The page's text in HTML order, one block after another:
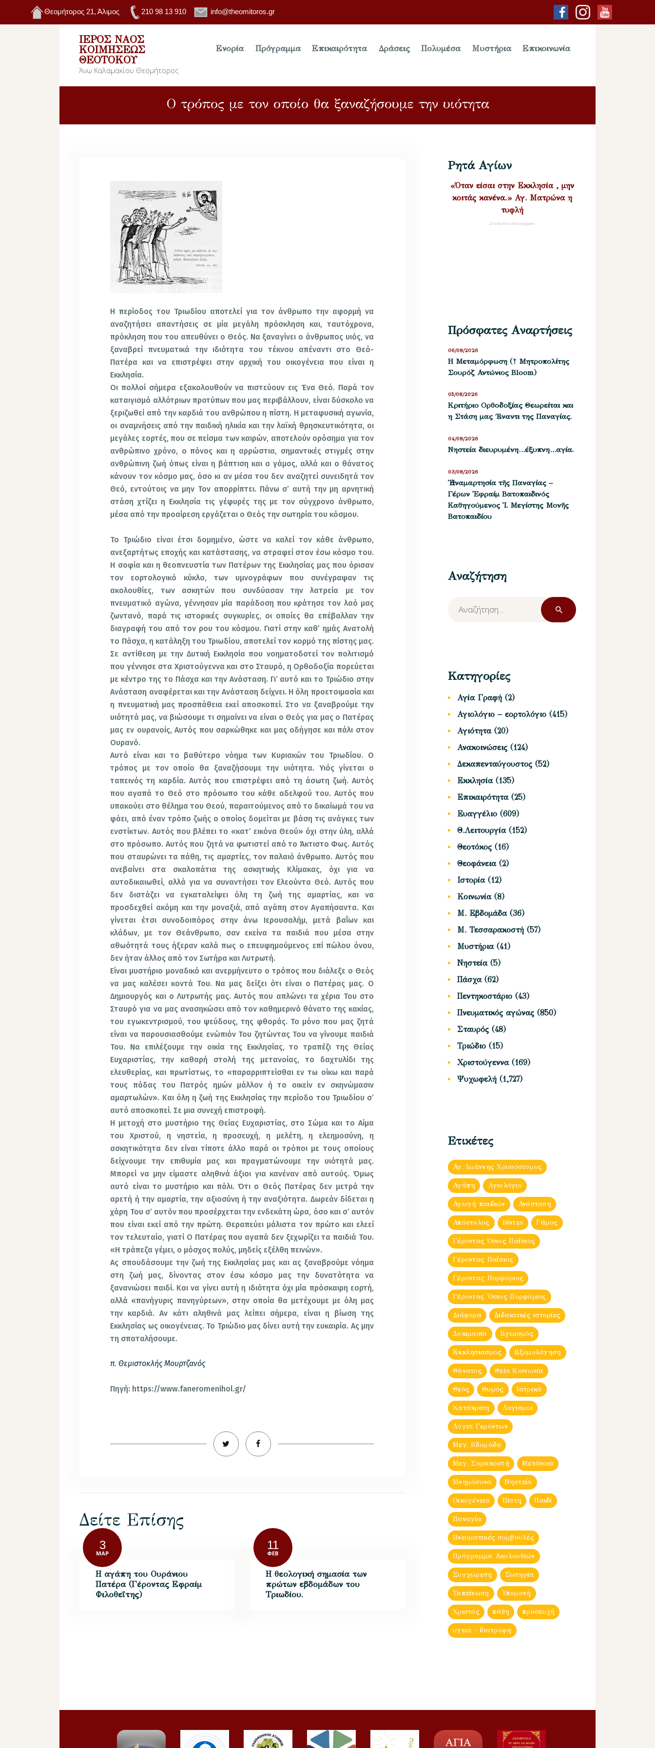
Θεομήτορος 21, Άλιμος 210 98 13 910 info@theomitoros.gr
ΙΕΡΌΣ ΝΑΌΣ
ΚΟΙΜΉΣΕΩΣ
ΘΕΟΤΌΚΟΥ
Άνω Καλαμακίου Θεομήτορος
Ενορία Πρόγραμμα Επικαιρότητα Δράσεις Πολυμέσα Μυστήρια Επικοινωνία
Ο τρόπος με τον οποίο θα ξαναζήσουμε την υιότητα
Η περίοδος του Τριωδίου αποτελεί για τον άνθρωπο την αφορμή να
αναζητήσει απαντήσεις σε μία μεγάλη πρόσκληση και, ταυτόχρονα,
πρόκληση που του απευθύνει ο Θεός. Να ξαναγίνει ο άνθρωπος υιός, να
ξαναβρεί πνευματικά την ιδιότητα του τέκνου απέναντι στο Θεό-
Πατέρα και να επιστρέψει στην αρχική του οικογένεια που είναι η
Εκκλησία.
Οι πολλοί σήμερα εξακολουθούν να πιστεύουν εις Ένα Θεό. Παρά τον
καταιγισμό αλλότριων προτύπων που μας περιβάλλουν, είναι δύσκολο να
ξεριζωθεί από την καρδιά του ανθρώπου η πίστη. Η μεταφυσική αγωνία,
οι αναμνήσεις από την παιδική ηλικία και την λαϊκή θρησκευτικότητα, οι
μεγάλες εορτές, που σε πείσμα των καιρών, αποτελούν ορόσημα για τον
ανθρώπινο χρόνο, ο πόνος και η αρρώστια, σημαντικές στιγμές στην
ανθρώπινη ζωή όπως είναι η βάπτιση και ο γάμος, αλλά και ο θάνατος
κάνουν τον κόσμο μας, όσο κι αν μέσα του δεν αναζητεί συνειδητά τον
Θεό, εντούτοις να μην Τον απορρίπτει. Πάνω σ’ αυτή την μη αρνητική
στάση χτίζει η Εκκλησία τις γέφυρές της με τον σύγχρονο άνθρωπο,
μέσα από την προαίρεση εργάζεται ο Θεός την σωτηρία του κόσμου.
Το Τριώδιο είναι έτσι δομημένο, ώστε να καλεί τον κάθε άνθρωπο,
ανεξαρτήτως εποχής και κατάστασης, να στραφεί στον έσω κόσμο του.
Η σοφία και η θεοπνευστία των Πατέρων της Εκκλησίας μας που όρισαν
τον εορτολογικό κύκλο, των υμνογράφων που συνέγραψαν τις
ακολουθίες, των ασκητών που συνδύασαν την λατρεία με τον
πνευματικό αγώνα, γέννησαν μία παράδοση που κράτησε τον λαό μας
ζωντανό, παρά τις ιστορικές συγκυρίες, οι οποίες θα επέβαλλαν την
διαγραφή του από τον ρου του κόσμου. Γιατί στην καθ’ ημάς Ανατολή
το Πάσχα, η κατάληξη του Τριωδίου, αποτελεί τον κορμό της πίστης μας.
Σε αντίθεση με την Δυτική Εκκλησία που νοηματοδοτεί τον πολιτισμό
που γέννησε στα Χριστούγεννα και στο Σταυρό, η Ορθοδοξία πορεύεται
με κέντρο της το Πάσχα και την Ανάσταση. Γι’ αυτό και το Τριώδιο στην
Ανάσταση αναφέρεται και την Ανάσταση δείχνει. Η όλη προετοιμασία και
η πνευματική μας προσπάθεια εκεί αποσκοπεί. Στο να ξαναβρούμε την
υιότητά μας, να βιώσουμε τι σημαίνει να είναι ο Θεός για μας ο Πατέρας
μας εν ουρανοίς, Αυτός που σαρκώθηκε και μας οδήγησε και πάλι στον
Ουρανό.
Αυτό είναι και το βαθύτερο νόημα των Κυριακών του Τριωδίου. Ο
τρόπος με τον οποίο θα ξαναζήσουμε την υιότητα. Υιός γίνεται ο
ταπεινός τη καρδία. Αυτός που επιστρέφει από τη άσωτη ζωή. Αυτός
που αγαπά το Θεό στο πρόσωπο του κάθε αδελφού του. Αυτός που
υπακούει στο θέλημα του Θεού, παραιτούμενος από το δικαίωμά του να
φάει, από έναν τρόπο ζωής ο οποίος δομείται με βάση τις ανάγκες των
ενστίκτων. Αυτός που βλέπει το «κατ’ εικόνα Θεού» όχι στην ύλη, αλλά
στο πρόσωπο. Αυτός που ζητά να φωτιστεί από το Άκτιστο Φως. Αυτός
που σταυρώνει τα πάθη, τις αμαρτίες, τον παλαιό άνθρωπο. Αυτός που
ανεβαίνει στα σκαλοπάτια της ασκητικής Κλίμακας, όχι για να
αυτοδικαιωθεί, αλλά για να συναντήσει τον Ελεούντα Θεό. Αυτός που
δεν διστάζει να εγκαταλείψει όλη τη ζωή της αμαρτίας, και να
προσδεχθεί ακόμη και την μοναξιά, από αγάπη στον Αγαπήσαντα. Και
γίνεται έτσι συνοδοιπόρος στην άνω Ιερουσαλήμ, μετά βαΐων και
κλάδων, με τον Θεάνθρωπο, σαν εκείνα τα παιδιά που μέσα στην
αθωότητά τους ήξεραν καλά πως ο επευφημούμενος επί πώλου όνου,
δεν ήταν άλλος από τον Σωτήρα και Λυτρωτή.
Είναι μυστήριο μοναδικό και ανερμήνευτο ο τρόπος που διάλεξε ο Θεός
να μας καλέσει κοντά Του. Να μας δείξει ότι είναι ο Πατέρας μας. Ο
Δημιουργός και ο Λυτρωτής μας. Αυτός που απλώνει τα χέρια Του στο
Σταυρό για να μας ανασηκώσει από τον καθημερινό θάνατο της κακίας,
του εγωκεντρισμού, του ψεύδους, της φθοράς. Το μόνο που μας ζητά
είναι να παρουσιασθούμε ενώπιόν Του ζητώντας Του να γίνουμε παιδιά
Του. Να επιλέξουμε την οικία της Εκκλησίας, το τραπέζι της Θείας
Ευχαριστίας, την καθαρή στολή της μετανοίας, το δαχτυλίδι της
ελευθερίας, και πρωτίστως, το «παραρριπτείσθαι εν τω οίκω και παρά
τους πόδας του Πατρός ημών μάλλον ή το οικείν εν σκηνώμασιν
αμαρτωλών». Και όλη η ζωή της Εκκλησίας την περίοδο του Τριωδίου σ’
αυτό αποσκοπεί. Σε μια συνεχή επιστροφή.
Η μετοχή στο μυστήριο της Θείας Ευχαριστίας, στο Σώμα και το Αίμα
του Χριστού, η νηστεία, η προσευχή, η μελέτη, η ελεημοσύνη, η
ασκητικότητα δεν είναι τίποτε άλλο παρά οι τρόποι με τους οποίους
δείχνουμε την επιθυμία μας και πραγματώνουμε την υιότητά μας.
Μπορεί να μην είμαστε αληθινά άξιοι για κανέναν από αυτούς. Όμως
αυτό είναι το μυστήριο και πάλι. Ότι ο Θεός Πατέρας δεν μετρά την
αρετή ή την αμαρτία, την αξιοσύνη ή την αναξιότητα. Δωρεάν δίδεται η
χάρη Του σ’ αυτόν που προσέρχεται την ενδεκάτη ώρα, όσο και σ’ αυτόν
που είναι εκεί από την πρώτη. Θεραπεύει μάλιστα τον πρώτο και ελεεί
τον τελευταίο, γιατί Ο Πατέρας που αγαπά δεν ξεχωρίζει τα παιδιά Του.
«Η τράπεζα γέμει, ο μόσχος πολύς, μηδείς εξέλθη πεινών».
Ας σπουδάσουμε την ζωή της Εκκλησίας μας και ας ξαναβρούμε νόημα
στη ζωή μας, δίνοντας στον έσω κόσμο μας την δυνατότητα να
ξανανιώσει παιδί. Και να γίνει αυτή η ιδιότητα όχι μία πρόσκαιρη εορτή,
αλλά «πανήγυρις πανηγύρεων», στην οποία θα μετέχουμε με όλη μας
την καρδιά. Αν κάτι αληθινά μας λείπει σήμερα, είναι η βίωση της
Εκκλησίας ως οικογένειας. Το Τριώδιο μας δίνει αυτή την ευκαιρία. Ας μην
τη σπαταλήσουμε.
π. Θεμιστοκλής Μουρτζανός
Πηγή: https://www.faneromenihol.gr/
Δείτε Επίσης
3
ΜΑΡ
Η αγάπη του Ουράνιου
Πατέρα (Γέροντας Εφραίμ
Φιλοθεΐτης)
11
ΦΕΒ
Η θεολογική σημασία των
πρώτων εβδομάδων του
Τριωδίου.
Ρητά Αγίων
«Όταν είσαι στην Εκκλησία , μην
κοιτάς κανένα.» Αγ. Ματρώνα η
τυφλή
Σύναξη Νέων Παλαιοχωρίου
Πρόσφατες Αναρτήσεις
Η Μεταμόρφωση († Μητροπολίτης
Σουρόζ Αντώνιος Bloom)
06/08/2026
Kριτήριο Oρθοδοξίας Θεωρείται και
η Στάση μας ΄Εναντι της Παναγίας.
05/08/2026
Νηστεία διευρυμένη…έξυπνη…αγία.
04/08/2026
Ἡ ἀναμαρτησία τῆς Παναγίας –
Γέρων Ἐφραίμ Βατοπαιδινός
Καθηγούμενος Ἱ. Μεγίστης Μονῆς
Βατοπαιδίου
03/08/2026
Αναζήτηση
Αναζήτηση
για:
Κατηγορίες
Αγία Γραφή (2)
Αγιολόγιο – εορτολόγιο (415)
Αγιότητα(20)
Ανακοινώσεις (124)
Δεκαπενταύγουστος (52)
Εκκλησία(135)
Επικαιρότητα(25)
Ευαγγέλιο (609)
Θ.Λειτουργία(152)
Θεοτόκος (16)
Θεοφάνεια(2)
Ιστορία(12)
Κοινωνία(8)
Μ. Εβδομάδα(36)
Μ. Τεσσαρακοστή (57)
Μυστήρια(41)
Νηστεία(5)
Πάσχα(62)
Πεντηκοστάριο (43)
Πνευματικός αγώνας (850)
Σταυρός (48)
Τριώδιο (15)
Χριστούγεννα(169)
Ψυχωφελή (1,727)
Ετικέτες
Αγ. Ιωάννης Χρυσόστομος
Αγάπη Αγιολόγιο
Αγωγή παιδιών Ανάσταση
Απόστολος Βίντεο Γάμος
Γέροντας Όσιος Παΐσιος
Γέροντας Παΐσιος
Γέροντας Πορφύριος
Γέροντας Ὀσιος Πορφύριος
Διάφορα Διδακτικές ιστορίες
Δοκιμασία Εγωισμός
Εκκλησιασμός Εξομολόγηση
Θάνατος Θεία Κοινωνία
Θεός Θυμός Ιατρικά
Κατάκριση Λογισμοί
Λόγια Γερόντων
Μεγ. Βδομἀδα
Μεγ. Σαρακοστή Μετάνοια
Μνημόσυνα Νηστεία
Οικογένεια Πίστη Παιδί
Παναγία
Πνευματικές συμβουλές
Πρόγραμμα Ακολουθιών
Συγχώρεση Σωτηρία
Ταπείνωση Υπομονή
Χριστός πάθη προσευχή
υγεια - διατροφη